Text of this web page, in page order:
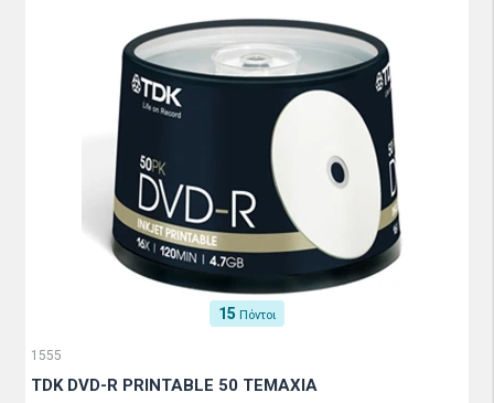
15 Πόντοι
1555
TDK DVD-R PRINTABLE 50 TEMAXIA